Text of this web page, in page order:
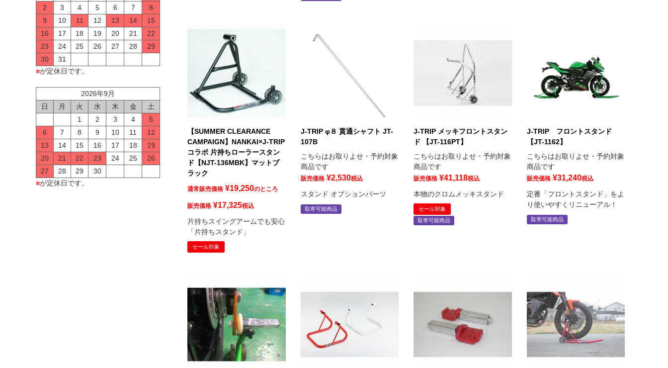
2
3 4 5 6 7
8
9
10 11 12 13 14
15
16
17 18 19 20 21
22
23
24 25 26 27 28
29
30
31
■が定休日です。
2026年9月
日
月 火 水 木 金
土
1
2 3 4
5
6
7 8 9 10 11
12
13
14 15 16 17 18
19
20
21 22 23 24 25
26
27
28 29
30
■が定休日です。
【SUMMER CLEARANCE
CAMPAIGN】NANKAI×J-TRIP
コラボ 片持ちローラースタン
ド【NJT-136MBK】マットブ
ラック
通常販売価格 ¥19,250のところ
販売価格 ¥17,325税込
片持ちスイングアームでも安心
「片持ちスタンド」
セール対象
J-TRIP φ８ 貫通シャフト JT-
107B
こちらはお取りよせ・予約対象
商品です
販売価格 ¥2,530税込
スタンド オプションパーツ
取寄可能商品
J-TRIP メッキフロントスタン
ド 【JT-116PT】
こちらはお取りよせ・予約対象
商品です
販売価格 ¥41,118税込
本物のクロムメッキスタンド
セール対象
取寄可能商品
J-TRIP フロントスタンド
【JT-1162】
こちらはお取りよせ・予約対象
商品です
販売価格 ¥31,240税込
定番「フロントスタンド」をよ
り使いやすくリニューアル！
取寄可能商品